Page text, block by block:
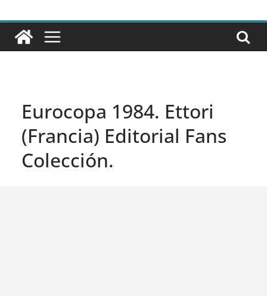
Eurocopa 1984. Ettori
(Francia) Editorial Fans
Colección.